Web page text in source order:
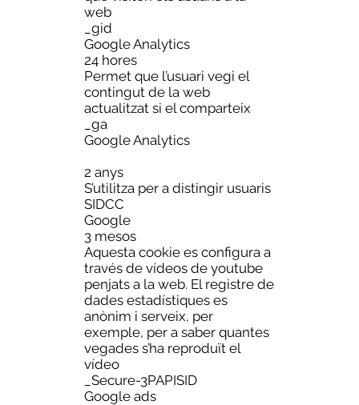
web
_gid
Google Analytics
24 hores
Permet que l’usuari vegi el
contingut de la web
actualitzat si el comparteix
_ga
Google Analytics
2 anys
S’utilitza per a distingir usuaris
SIDCC
Google
3 mesos
Aquesta cookie es configura a
través de vídeos de youtube
penjats a la web. El registre de
dades estadístiques es
anònim i serveix, per
exemple, per a saber quantes
vegades s’ha reproduït el
vídeo
_Secure-3PAPISID
Google ads